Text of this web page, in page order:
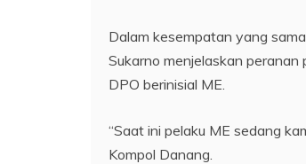
Dalam kesempatan yang
Sukarno menjelaskan peranan
DPO berinisial ME.
“Saat ini pelaku ME sedang
Kompol Danang.